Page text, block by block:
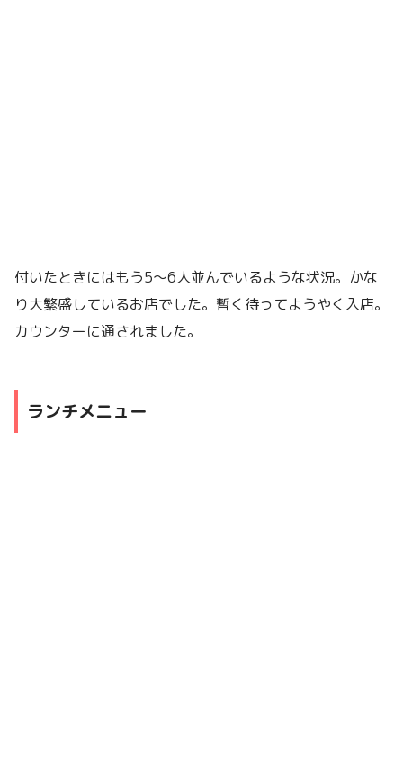
付いたときにはもう5〜6人並んでいるような状況。かな
り大繁盛しているお店でした。暫く待ってようやく入店。
カウンターに通されました。
ランチメニュー